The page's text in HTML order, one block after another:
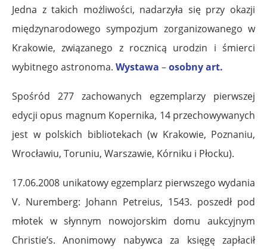
Jedna z takich możliwości, nadarzyła się przy okazji
międzynarodowego sympozjum zorganizowanego w
Krakowie, związanego z rocznicą urodzin i śmierci
wybitnego astronoma. Wystawa –osobny art.
Spośród 277 zachowanych egzemplarzy pierwszej
edycji opus magnum Kopernika, 14 przechowywanych
jest w polskich bibliotekach (w Krakowie, Poznaniu,
Wrocławiu, Toruniu, Warszawie, Kórniku i Płocku).
17.06.2008 unikatowy egzemplarz pierwszego wydania
V. Nuremberg: Johann Petreius, 1543. poszedł pod
młotek w słynnym nowojorskim domu aukcyjnym
Christie’s. Anonimowy nabywca za księgę zapłacił